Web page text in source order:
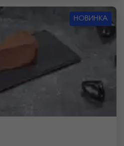
НОВИНКА